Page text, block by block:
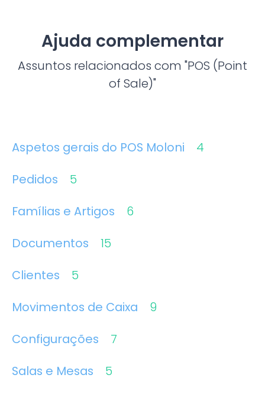
Ajuda complementar
Assuntos relacionados com "POS (Point
of Sale)"
Aspetos gerais do POS Moloni
4
Pedidos
5
Famílias e Artigos
6
Documentos
15
Clientes
5
Movimentos de Caixa
9
Configurações
7
Salas e Mesas
5